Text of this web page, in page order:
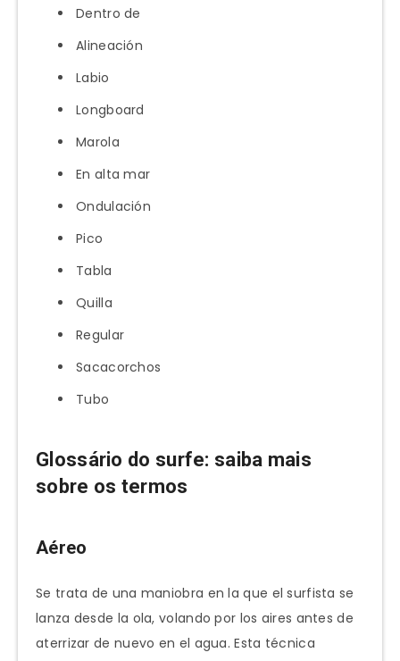
Dentro de
Alineación
Labio
Longboard
Marola
En alta mar
Ondulación
Pico
Tabla
Quilla
Regular
Sacacorchos
Tubo
Glossário do surfe: saiba mais
sobre os termos
Aéreo
Se trata de una maniobra en la que el surfista se
lanza desde la ola, volando por los aires antes de
aterrizar de nuevo en el agua. Esta técnica